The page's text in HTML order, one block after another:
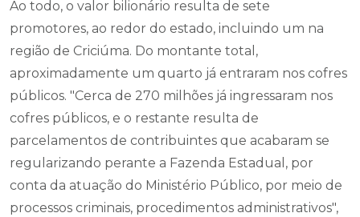
Ao todo, o valor bilionário resulta de sete
promotores, ao redor do estado, incluindo um na
região de Criciúma. Do montante total,
aproximadamente um quarto já entraram nos cofres
públicos. "Cerca de 270 milhões já ingressaram nos
cofres públicos, e o restante resulta de
parcelamentos de contribuintes que acabaram se
regularizando perante a Fazenda Estadual, por
conta da atuação do Ministério Público, por meio de
processos criminais, procedimentos administrativos",